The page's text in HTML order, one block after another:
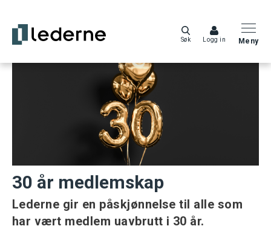
Søk Logg in Meny
30 år medlemskap
Lederne gir en påskjønnelse til alle som
har vært medlem uavbrutt i 30 år.